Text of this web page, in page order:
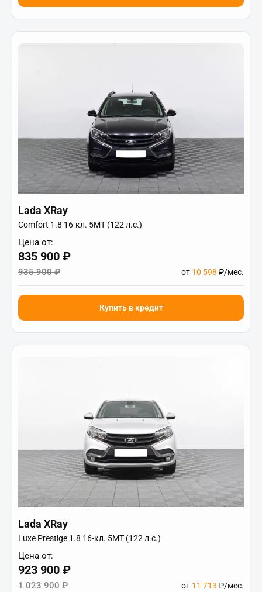
Lada XRay
Comfort 1.8 16-кл. 5МТ (122 л.с.)
Цена от:
835 900 ₽
935 900 ₽ от 10 598 ₽/мес.
Купить в кредит
Lada XRay
Luxe Prestige 1.8 16-кл. 5МТ (122 л.с.)
Цена от:
923 900 ₽
1 023 900 ₽ от 11 713 ₽/мес.